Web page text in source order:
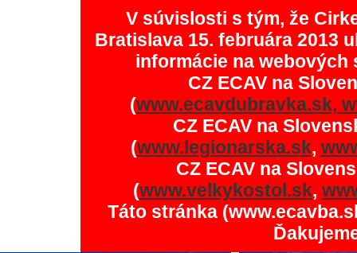
V súvislosti s tým, že
Bratislava 15. februára 2013
informácie na
CZ ECAV na
(www.ecavdubravka.sk,
CZ ECAV na
(www.legionarska.sk,
CZ ECAV na
(www.velkykostol.sk,
Táto stránka